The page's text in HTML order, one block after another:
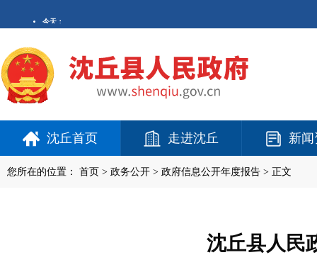
沈丘首页 走进沈丘 新
您所在的位置： 首页 > 政务公开 > 政府信息公开年度报告 > 正文
沈丘县人民